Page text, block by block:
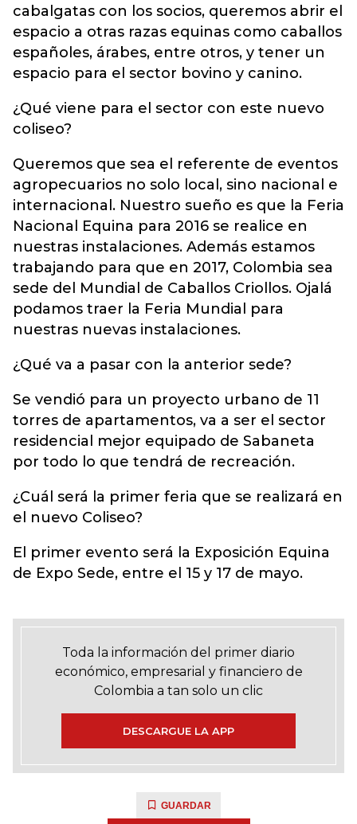
cabalgatas con los socios, queremos abrir el
espacio a otras razas equinas como caballos
españoles, árabes, entre otros, y tener un
espacio para el sector bovino y canino.
¿Qué viene para el sector con este nuevo
coliseo?
Queremos que sea el referente de eventos
agropecuarios no solo local, sino nacional e
internacional. Nuestro sueño es que la Feria
Nacional Equina para 2016 se realice en
nuestras instalaciones. Además estamos
trabajando para que en 2017, Colombia sea
sede del Mundial de Caballos Criollos. Ojalá
podamos traer la Feria Mundial para
nuestras nuevas instalaciones.
¿Qué va a pasar con la anterior sede?
Se vendió para un proyecto urbano de 11
torres de apartamentos, va a ser el sector
residencial mejor equipado de Sabaneta
por todo lo que tendrá de recreación.
¿Cuál será la primer feria que se realizará en
el nuevo Coliseo?
El primer evento será la Exposición Equina
de Expo Sede, entre el 15 y 17 de mayo.
Toda la información del primer diario
económico, empresarial y financiero de
Colombia a tan solo un clic
DESCARGUE LA APP
GUARDAR